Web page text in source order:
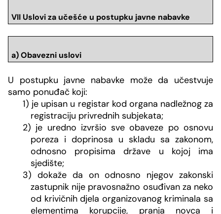
VII Uslovi za učešće u postupku javne nabavke
a) Obavezni uslovi
U postupku javne nabavke može da učestvuje
samo ponuđač koji:
1) je upisan u registar kod organa nadležnog za
registraciju privrednih subjekata;
2) je uredno izvršio sve obaveze po osnovu
poreza i doprinosa u skladu sa zakonom,
odnosno propisima države u kojoj ima
sjedište;
3) dokaže da on odnosno njegov zakonski
zastupnik nije pravosnažno osuđivan za neko
od krivičnih djela organizovanog kriminala sa
elementima korupcije, pranja novca i